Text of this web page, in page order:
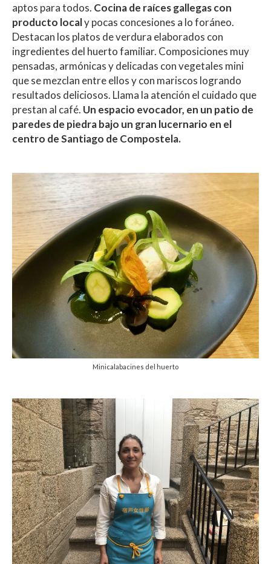
aptos para todos. Cocina de raíces gallegas con
producto localy pocas concesiones a lo foráneo.
Destacan los platos de verdura elaborados con
ingredientes del huerto familiar. Composiciones muy
pensadas, armónicas y delicadas con vegetales mini
que se mezclan entre ellos y con mariscos logrando
resultados deliciosos. Llama la atención el cuidado que
prestan al café. Un espacio evocador, en un patio de
paredes de piedra bajo un gran lucernario en el
centro de Santiago de Compostela.
Minicalabacines del huerto